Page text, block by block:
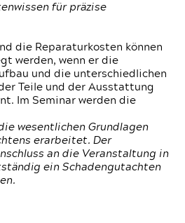
für präzise
die Reparaturkosten können
werden, wenn er die
und die unterschiedlichen
Teile und der Ausstattung
Im Seminar werden die
wesentlichen Grundlagen
erarbeitet. Der
an die Veranstaltung in
ein Schadengutachten